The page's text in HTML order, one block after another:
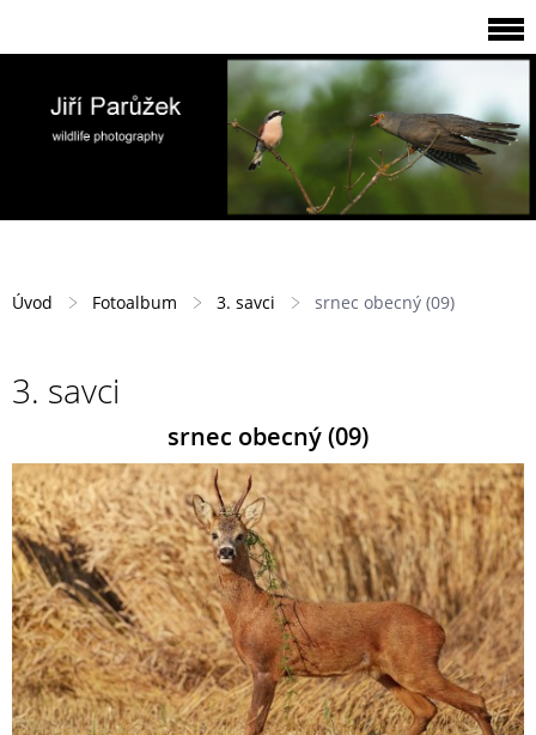
Úvod Fotoalbum 3. savci srnec obecný (09)
3. savci
srnec obecný (09)